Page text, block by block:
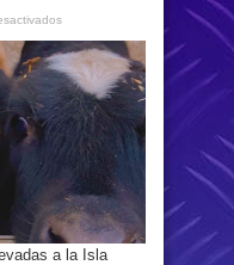
cinco
vacas
en
una
isla
remota
y,
130
años
después,
ADN
reveló
qué
ocurrió
con
el
a la Isla